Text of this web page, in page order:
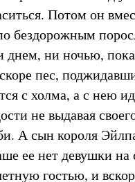
Потом он
бездорожным
днем, ни ночью,
пес,
с холма, а с нею
не выдавая
А сын короля
ее нет девушки на
гостью, и